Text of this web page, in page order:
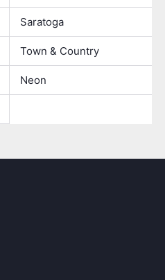
Saratoga
Town & Country
Neon